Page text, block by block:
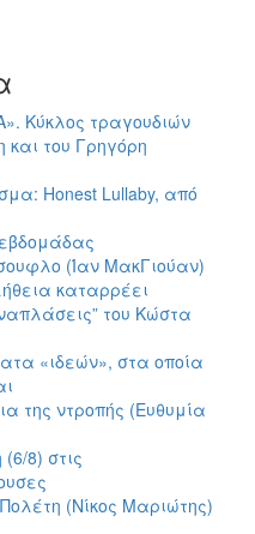
Κύκλος τραγουδιών
και του Γρηγόρη
Honest Lullaby, από
(Ίαν ΜακΓιούαν)
καταρρέει
του Κώστα
«ιδεών», στα οποία
της ντροπής (Ευθυμία
8) στις
Πολέτη (Νίκος Μαριώτης)